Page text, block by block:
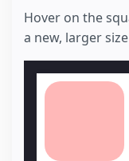
Hover on the
a new, larger